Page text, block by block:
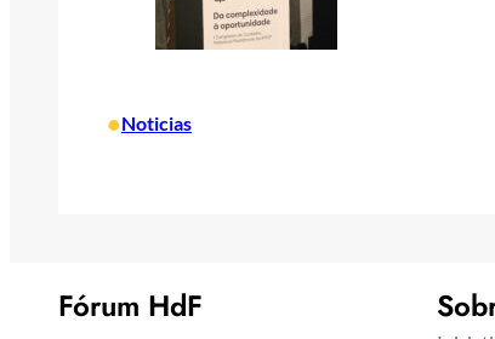
•Noticias
Fórum HdF